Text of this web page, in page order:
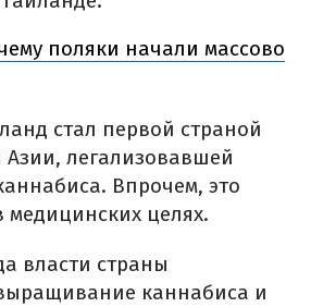
поляки начали массово
стал первой страной
легализовавшей
Впрочем, это
медицинских целях.
власти страны
каннабиса и